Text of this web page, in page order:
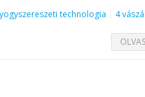
technologia 4